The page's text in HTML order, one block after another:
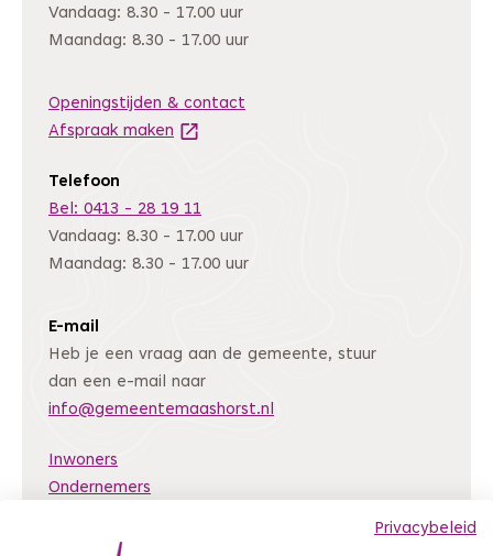
Privacybeleid
Vandaag: 8.30 - 17.00 uur
Maandag: 8.30 - 17.00 uur
Openingstijden & contact
Afspraak maken (Deze link gaat naar een andere
Telefoon
Bel: 0413 - 28 19 11
Vandaag: 8.30 - 17.00 uur
Maandag: 8.30 - 17.00 uur
E-mail
Heb je een vraag aan de gemeente, stuur
dan een e-mail naar
info@gemeentemaashorst.nl
Inwoners
Ondernemers